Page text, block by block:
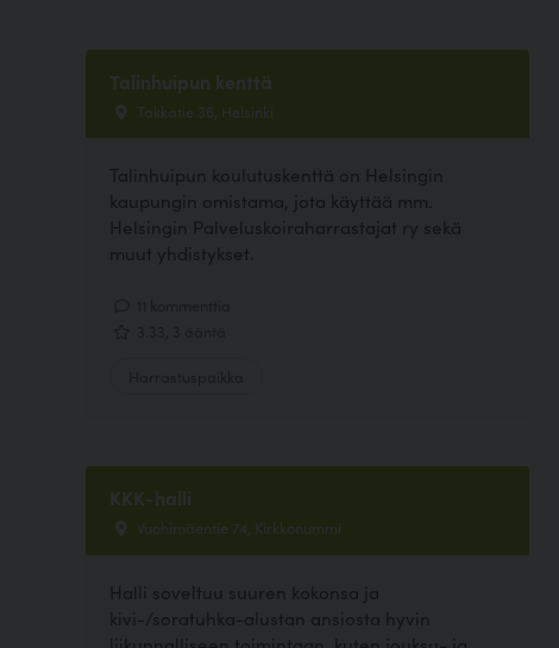
Talinhuipun kenttä
Takkatie 36, Helsinki
Talinhuipun koulutuskenttä on Helsingin
kaupungin omistama, jota käyttää mm.
Helsingin Palveluskoiraharrastajat ry sekä
muut yhdistykset.
KKK-halli
Vuohimäentie 74, Kirkkonummi
Halli soveltuu suuren kokonsa ja
kivi-/soratuhka-alustan ansiosta hyvin